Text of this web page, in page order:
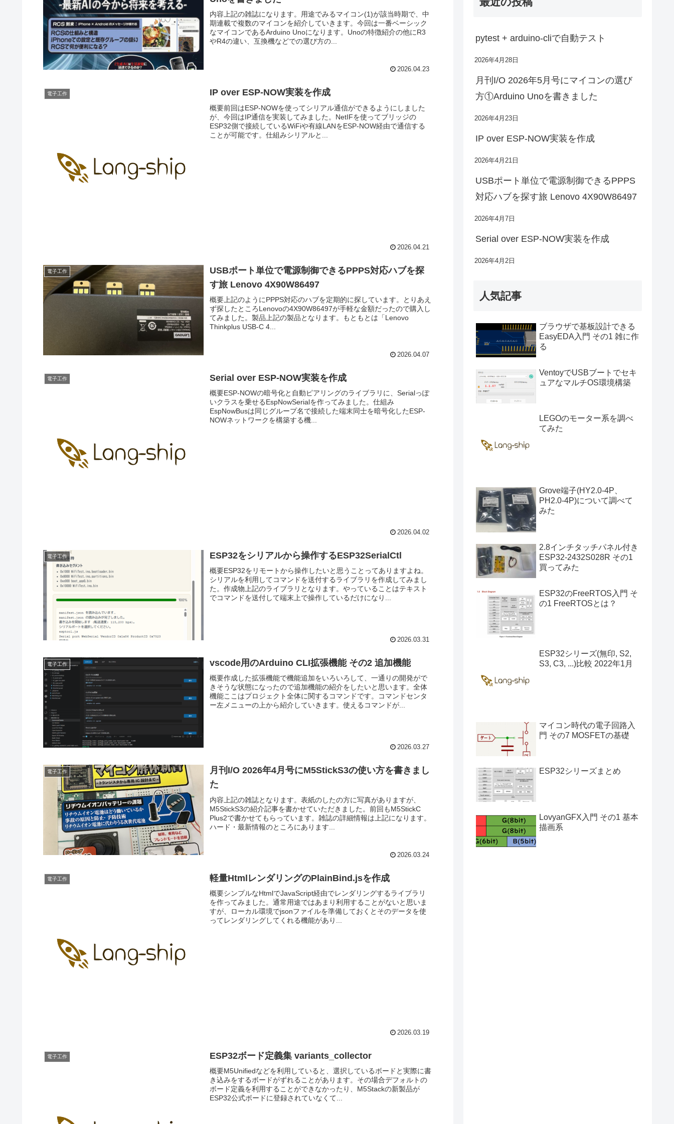
内容上記の雑誌になります。用途でみるマイコン(1)が該当時期で、中
期連載で複数のマイコンを紹介していきます。今回は一番ベーシック
なマイコンであるArduino Unoになります。Unoの特徴紹介の他にR3
やR4の違い、互換機などでの選び方の...
2026.04.23
電子工作 IP over ESP-NOW実装を作成
概要前回はESP-NOWを使ってシリアル通信ができるようにしました
が、今回はIP通信を実装してみました。NetIFを使ってブリッジの
ESP32側で接続しているWiFiや有線LANをESP-NOW経由で通信する
ことが可能です。仕組みシリアルと...
2026.04.21
電子工作
USBポート単位で電源制御できるPPPS対応ハブを探
す旅 Lenovo 4X90W86497
概要上記のようにPPPS対応のハブを定期的に探しています。とりあえ
ず探したところLenovoの4X90W86497が手軽な金額だったので購入し
てみました。製品上記の製品となります。もともとは「Lenovo
Thinkplus USB-C 4...
2026.04.07
電子工作 Serial over ESP-NOW実装を作成
概要ESP-NOWの暗号化と自動ピアリングのライブラリに、Serialっぽ
いクラスを乗せるEspNowSerialを作ってみました。仕組み
EspNowBusは同じグループ名で接続した端末同士を暗号化したESP-
NOWネットワークを構築する機...
2026.04.02
電子工作 ESP32をシリアルから操作するESP32SerialCtl
概要ESP32をリモートから操作したいと思うことってありますよね。
シリアルを利用してコマンドを送付するライブラリを作成してみまし
た。作成物上記のライブラリとなります。やっていることはテキスト
でコマンドを送付して端末上で操作しているだけになり...
2026.03.31
電子工作 vscode用のArduino CLI拡張機能 その2 追加機能
概要作成した拡張機能で機能追加をいろいろして、一通りの開発がで
きそうな状態になったので追加機能の紹介をしたいと思います。全体
機能ここはプロジェクト全体に関するコマンドです。コマンドセンタ
ー左メニューの上から紹介していきます。使えるコマンドが...
2026.03.27
電子工作
月刊I/O 2026年4月号にM5StickS3の使い方を書きまし
た
内容上記の雑誌となります。表紙のしたの方に写真がありますが、
M5StickS3の紹介記事を書かせていただきました。前回もM5StickC
Plus2で書かせてもらっています。雑誌の詳細情報は上記になります。
ハード・最新情報のところにあります...
2026.03.24
電子工作 軽量HtmlレンダリングのPlainBind.jsを作成
概要シンプルなHtmlでJavaScript経由でレンダリングするライブラリ
を作ってみました。通常用途ではあまり利用することがないと思いま
すが、ローカル環境でjsonファイルを準備しておくとそのデータを使
ってレンダリングしてくれる機能があり...
2026.03.19
電子工作 ESP32ボード定義集 variants_collector
概要M5Unifiedなどを利用していると、選択しているボードと実際に書
き込みをするボードがずれることがあります。その場合デフォルトの
ボード定義を利用することができなかったり、M5Stackの新製品が
ESP32公式ボードに登録されていなくて...
pytest + arduino-cliで自動テスト
2026年4月28日
月刊I/O 2026年5月号にマイコンの選び
方①Arduino Unoを書きました
2026年4月23日
IP over ESP-NOW実装を作成
2026年4月21日
USBポート単位で電源制御できるPPPS
対応ハブを探す旅 Lenovo 4X90W86497
2026年4月7日
Serial over ESP-NOW実装を作成
2026年4月2日
人気記事
ブラウザで基板設計できる
EasyEDA入門 その1 雑に作
る
VentoyでUSBブートでセキ
ュアなマルチOS環境構築
LEGOのモーター系を調べ
てみた
Grove端子(HY2.0-4P、
PH2.0-4P)について調べて
みた
2.8インチタッチパネル付き
ESP32-2432S028R その1
買ってみた
ESP32のFreeRTOS入門 そ
の1 FreeRTOSとは？
ESP32シリーズ(無印, S2,
S3, C3, ...)比較 2022年1月
マイコン時代の電子回路入
門 その7 MOSFETの基礎
ESP32シリーズまとめ
LovyanGFX入門 その1 基本
描画系